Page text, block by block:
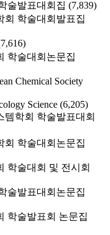
술발표대회집 (7,839)
회 학술대회발표집
학술대회논문집
Chemical Society
Science (6,205)
템학회 학술발표대회
회 학술대회논문집
학술대회 및 전시회
술발표대회논문집
학술발표회 논문집